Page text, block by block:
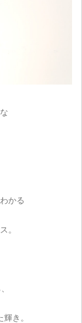
かる
。
き。